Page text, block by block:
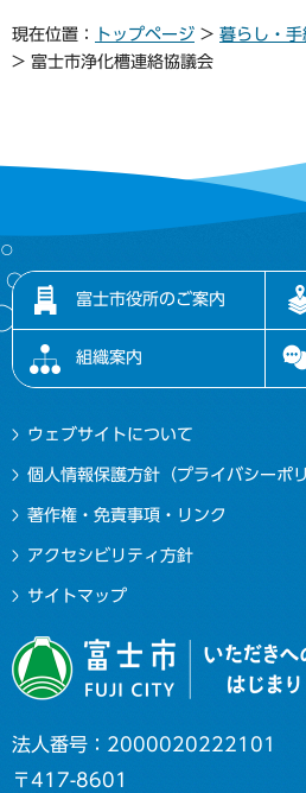
現在位置： トップページ > 暮らし・手
> 富士市浄化槽連絡協議会
富士市役所のご案内
組織案内
ウェブサイトについて
個人情報保護方針（プライバシーポリ
著作権・免責事項・リンク
アクセシビリティ方針
サイトマップ
法人番号：2000020222101
〒417-8601